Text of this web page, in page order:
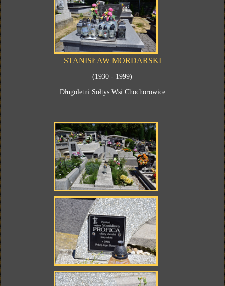
STANISŁAW MORDARSKI
(1930 - 1999)
Długoletni Sołtys Wsi Chochorowice